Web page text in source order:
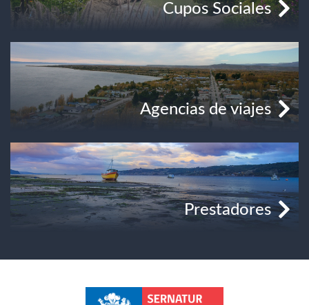
Cupos Sociales
Agencias de viajes
Prestadores